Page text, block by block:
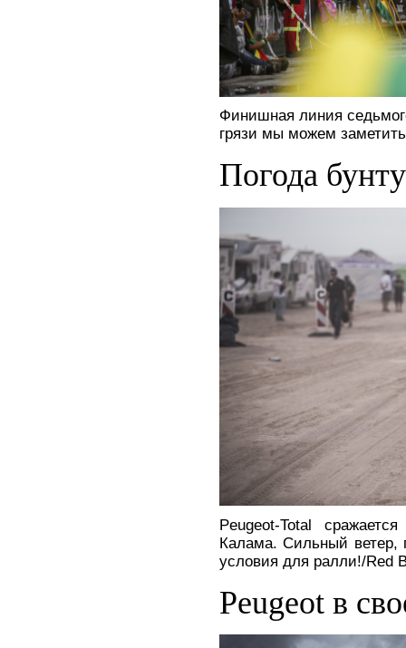
Финишная линия
грязи мы можем
Погода
Peugeot-Total
Калама. Сильный
условия для ралли!/Red
Peugeot в